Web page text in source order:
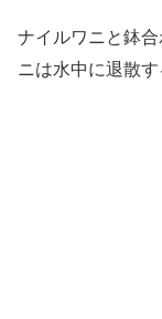
ナイルワニと鉢
ニは水中に退散す